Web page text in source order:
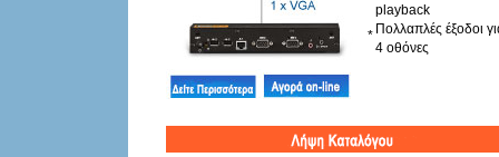
playback
* Πολλαπλές έξοδοι
4 οθόνες